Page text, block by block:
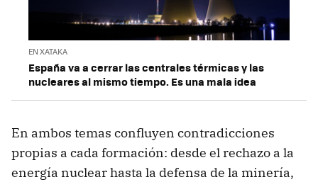
EN XATAKA
España va a cerrar las centrales térmicas y las
nucleares al mismo tiempo. Es una mala idea
En ambos temas confluyen contradicciones
propias a cada formación: desde el rechazo a la
energía nuclear hasta la defensa de la minería,